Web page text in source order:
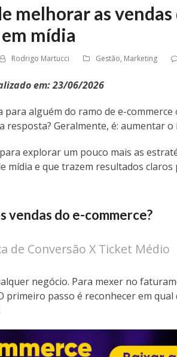
melhorar as
mídia
Rodrigo Martucci Gestão, Marketing
em: 23/06/2026
para alguém do ramo de e-
resposta? Geralmente, é: aumentar o
explorar um pouco mais as
mídia e que trazem resultados
vendas do e-commerce?
de Conversão X Ticket Médio
negócio. Para mexer no
primeiro passo é reconhecer em qual